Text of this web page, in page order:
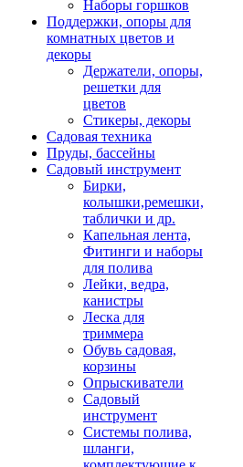
Наборы горшков
Поддержки, опоры для
комнатных цветов и
декоры
Держатели, опоры,
решетки для
цветов
Стикеры, декоры
Садовая техника
Пруды, бассейны
Садовый инструмент
Бирки,
колышки,ремешки,
таблички и др.
Капельная лента,
Фитинги и наборы
для полива
Лейки, ведра,
канистры
Леска для
триммера
Обувь садовая,
корзины
Опрыскиватели
Садовый
инструмент
Системы полива,
шланги,